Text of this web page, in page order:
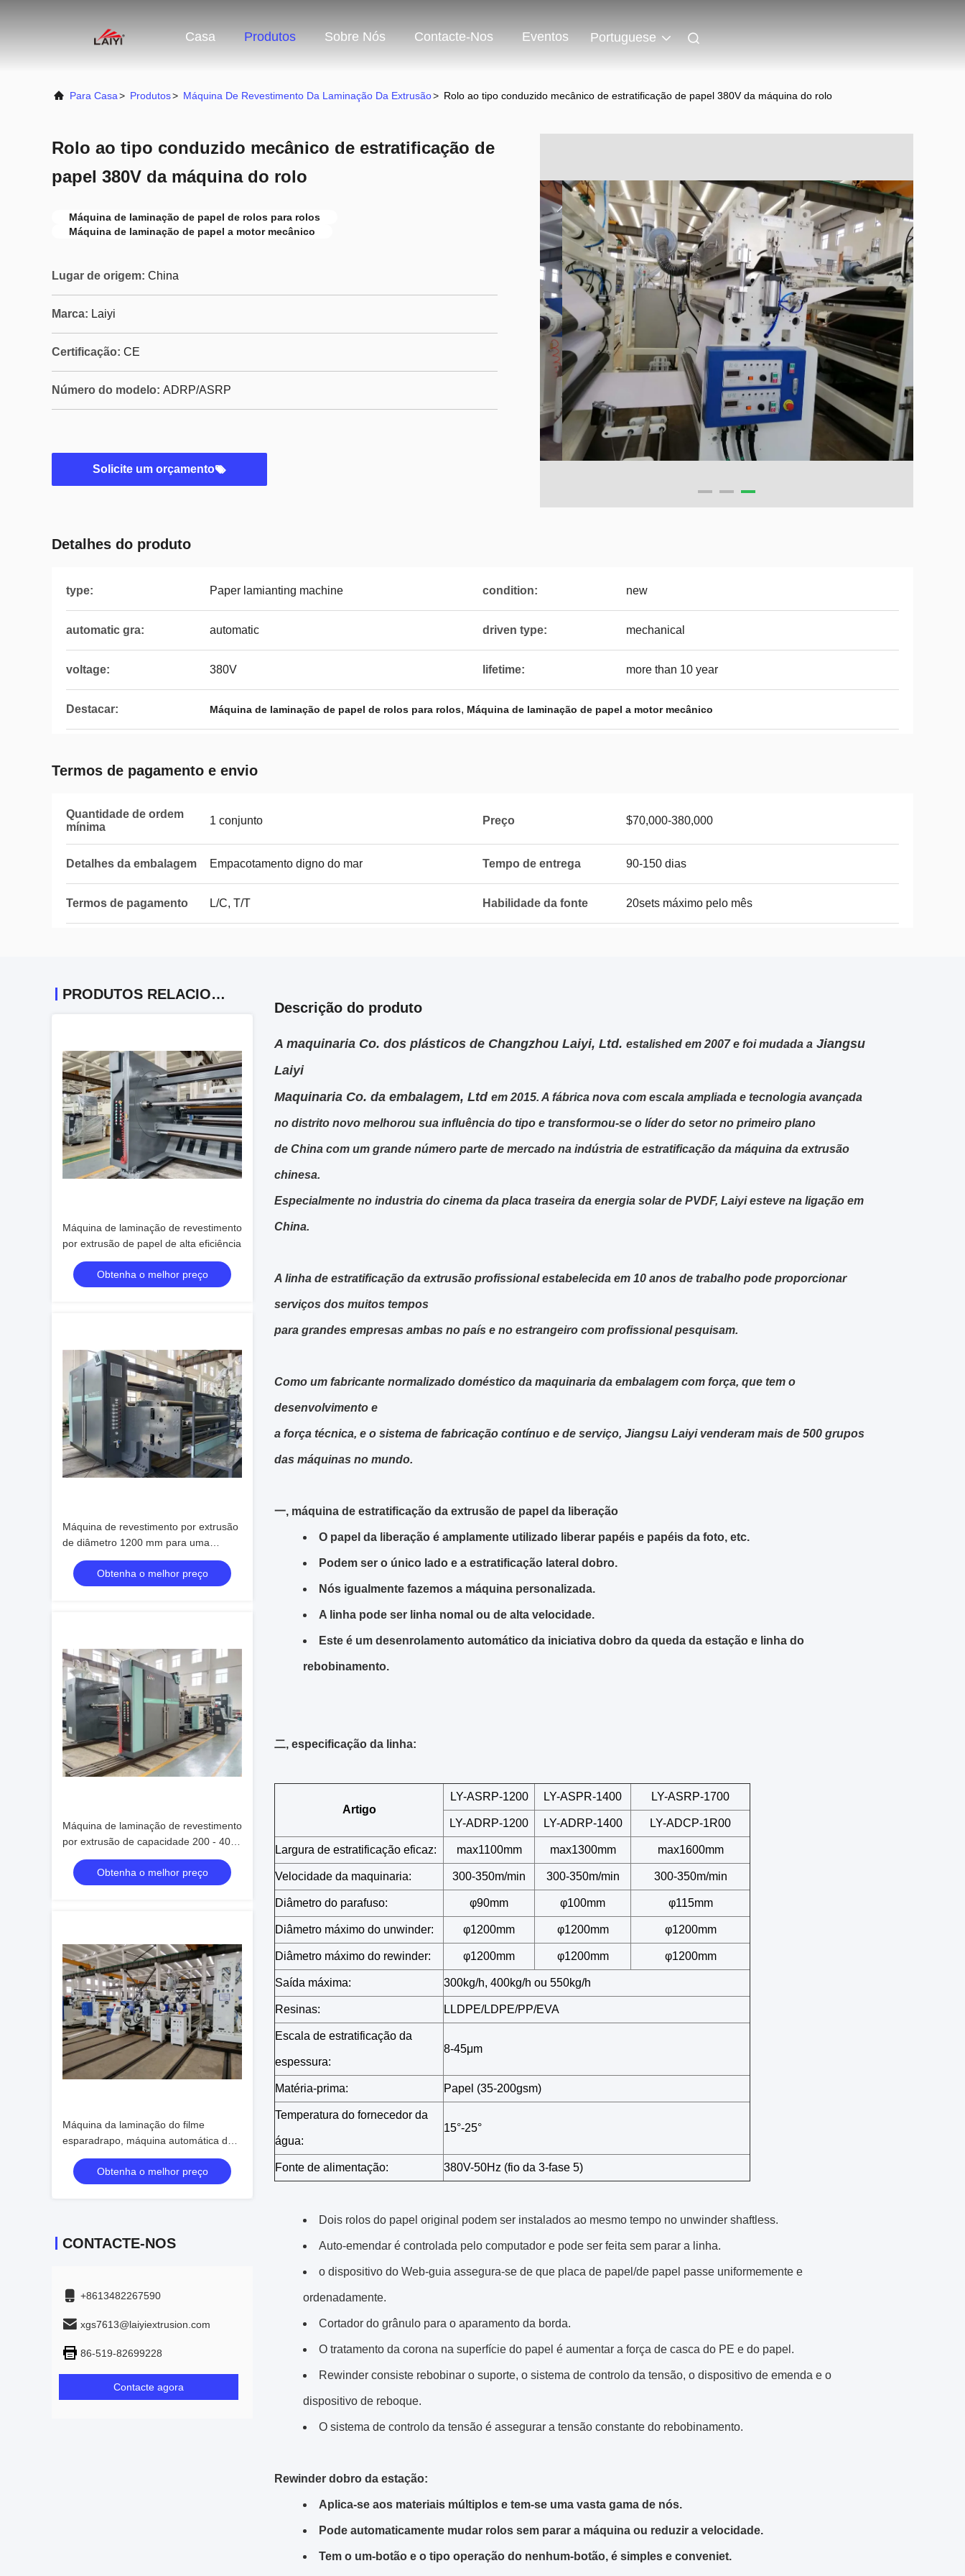
Casa Produtos Sobre Nós Contacte-Nos Eventos Portuguese
Para Casa> Produtos> Máquina De Revestimento Da Laminação Da Extrusão> Rolo ao tipo conduzido mecânico de estratificação de papel 380V da máquina do rolo
Rolo ao tipo conduzido mecânico de estratificação de
papel 380V da máquina do rolo
Máquina de laminação de papel de rolos para rolos
Máquina de laminação de papel a motor mecânico
Lugar de origem: China
Marca: Laiyi
Certificação: CE
Número do modelo: ADRP/ASRP
Solicite um orçamento
Detalhes do produto
type: Paper lamianting machine condition: new
automatic gra: automatic driven type: mechanical
voltage: 380V lifetime: more than 10 year
Destacar: Máquina de laminação de papel de rolos para rolos, Máquina de laminação de papel a motor mecânico
Termos de pagamento e envio
Quantidade de ordem
mínima
1 conjunto Preço $70,000-380,000
Detalhes da embalagem Empacotamento digno do mar Tempo de entrega 90-150 dias
Termos de pagamento L/C, T/T Habilidade da fonte 20sets máximo pelo mês
PRODUTOS RELACIONADOS
Máquina de laminação de revestimento
por extrusão de papel de alta eficiência
Obtenha o melhor preço
Máquina de revestimento por extrusão
de diâmetro 1200 mm para uma
capacidade de produção eficiente
Obtenha o melhor preço
Máquina de laminação de revestimento
por extrusão de capacidade 200 - 400
kg/h Max. Velocidade de revestimento
200 M/minObtenha o melhor preço
Máquina da laminação do filme
esparadrapo, máquina automática da
laminação do cartaz do elevador
Obtenha o melhor preço
CONTACTE-NOS
+8613482267590
xgs7613@laiyiextrusion.com
86-519-82699228
Contacte agora
Descrição do produto
A maquinaria Co. dos plásticos de Changzhou Laiyi, Ltd. estalished em 2007 e foi mudada a Jiangsu
Laiyi
Maquinaria Co. da embalagem, Ltd em 2015. A fábrica nova com escala ampliada e tecnologia avançada
no distrito novo melhorou sua influência do tipo e transformou-se o líder do setor no primeiro plano
de China com um grande número parte de mercado na indústria de estratificação da máquina da extrusão
chinesa.
Especialmente no industria do cinema da placa traseira da energia solar de PVDF, Laiyi esteve na ligação em
China.
A linha de estratificação da extrusão profissional estabelecida em 10 anos de trabalho pode proporcionar
serviços dos muitos tempos
para grandes empresas ambas no país e no estrangeiro com profissional pesquisam.
Como um fabricante normalizado doméstico da maquinaria da embalagem com força, que tem o
desenvolvimento e
a força técnica, e o sistema de fabricação contínuo e de serviço, Jiangsu Laiyi venderam mais de 500 grupos
das máquinas no mundo.
一, máquina de estratificação da extrusão de papel da liberação
O papel da liberação é amplamente utilizado liberar papéis e papéis da foto, etc.
Podem ser o único lado e a estratificação lateral dobro.
Nós igualmente fazemos a máquina personalizada.
A linha pode ser linha nomal ou de alta velocidade.
Este é um desenrolamento automático da iniciativa dobro da queda da estação e linha do
rebobinamento.
二, especificação da linha:
Artigo
LY-ASRP-1200 LY-ASPR-1400 LY-ASRP-1700
LY-ADRP-1200 LY-ADRP-1400 LY-ADCP-1R00
Largura de estratificação eficaz: max1100mm max1300mm max1600mm
Velocidade da maquinaria: 300-350m/min 300-350m/min 300-350m/min
Diâmetro do parafuso: φ90mm φ100mm φ115mm
Diâmetro máximo do unwinder: φ1200mm φ1200mm φ1200mm
Diâmetro máximo do rewinder: φ1200mm φ1200mm φ1200mm
Saída máxima: 300kg/h, 400kg/h ou 550kg/h
Resinas: LLDPE/LDPE/PP/EVA
Escala de estratificação da
espessura:
8-45μm
Matéria-prima: Papel (35-200gsm)
Temperatura do fornecedor da
água:
15°-25°
Fonte de alimentação: 380V-50Hz (fio da 3-fase 5)
Dois rolos do papel original podem ser instalados ao mesmo tempo no unwinder shaftless.
Auto-emendar é controlada pelo computador e pode ser feita sem parar a linha.
o dispositivo do Web-guia assegura-se de que placa de papel/de papel passe uniformemente e
ordenadamente.
Cortador do grânulo para o aparamento da borda.
O tratamento da corona na superfície do papel é aumentar a força de casca do PE e do papel.
Rewinder consiste rebobinar o suporte, o sistema de controlo da tensão, o dispositivo de emenda e o
dispositivo de reboque.
O sistema de controlo da tensão é assegurar a tensão constante do rebobinamento.
Rewinder dobro da estação:
Aplica-se aos materiais múltiplos e tem-se uma vasta gama de nós.
Pode automaticamente mudar rolos sem parar a máquina ou reduzir a velocidade.
Tem o um-botão e o tipo operação do nenhum-botão, é simples e conveniet.